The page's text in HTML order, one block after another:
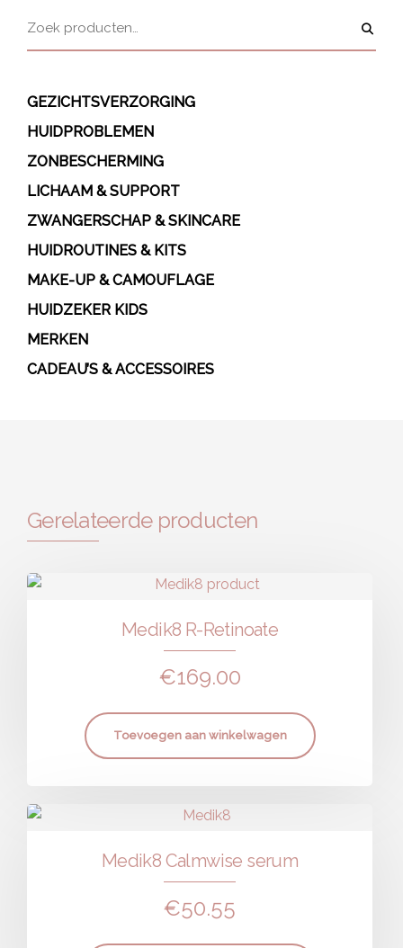
GEZICHTSVERZORGING
HUIDPROBLEMEN
ZONBESCHERMING
LICHAAM & SUPPORT
ZWANGERSCHAP & SKINCARE
HUIDROUTINES & KITS
MAKE-UP & CAMOUFLAGE
HUIDZEKER KIDS
MERKEN
CADEAU’S & ACCESSOIRES
Gerelateerde producten
Medik8 R-Retinoate
€169.00
Toevoegen aan winkelwagen
Medik8 Calmwise serum
€50.55